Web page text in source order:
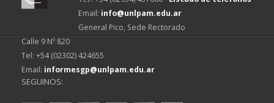
Email: info@unlpam.edu.ar
General Pico, Sede Rectorado
Calle 9 Nº 820
Tel: +54 (02302) 424655
Email: informesgp@unlpam.edu.ar
SEGUINOS: